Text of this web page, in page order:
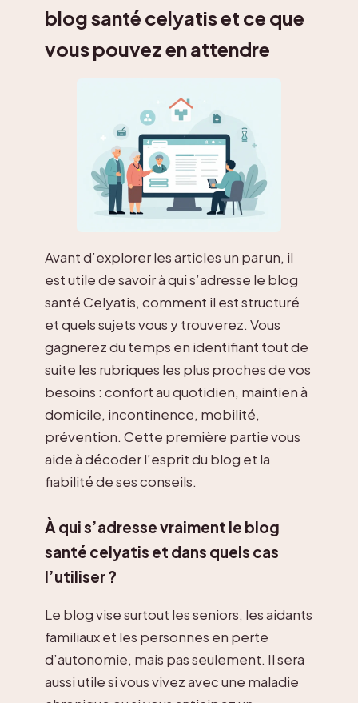
blog santé celyatis et ce que
vous pouvez en attendre
Avant d’explorer les articles un par un, il
est utile de savoir à qui s’adresse le blog
santé Celyatis, comment il est structuré
et quels sujets vous y trouverez. Vous
gagnerez du temps en identifiant tout de
suite les rubriques les plus proches de vos
besoins : confort au quotidien, maintien à
domicile, incontinence, mobilité,
prévention. Cette première partie vous
aide à décoder l’esprit du blog et la
fiabilité de ses conseils.
À qui s’adresse vraiment le blog
santé celyatis et dans quels cas
l’utiliser ?
Le blog vise surtout les seniors, les aidants
familiaux et les personnes en perte
d’autonomie, mais pas seulement. Il sera
aussi utile si vous vivez avec une maladie